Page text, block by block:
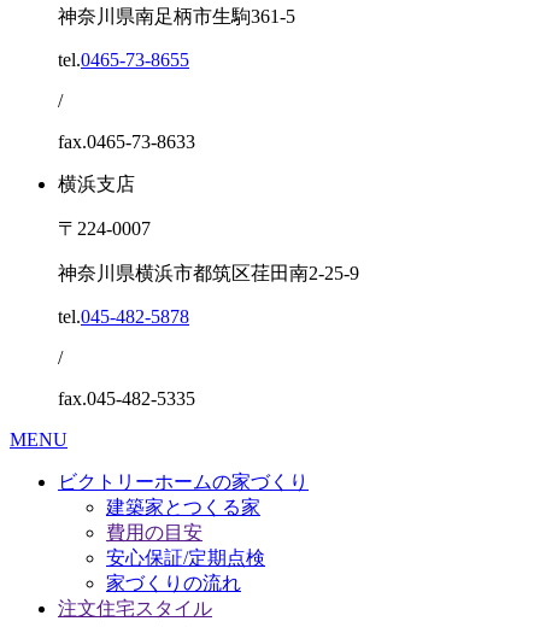
神奈川県南足柄市生駒361-5
tel.0465-73-8655
/
fax.0465-73-8633
横浜支店
〒224-0007
神奈川県横浜市都筑区荏田南2-25-9
tel.045-482-5878
/
fax.045-482-5335
MENU
ビクトリーホームの家づくり
建築家とつくる家
費用の目安
安心保証/定期点検
家づくりの流れ
注文住宅スタイル